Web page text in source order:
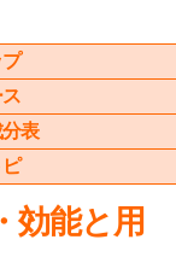
表
効能と用